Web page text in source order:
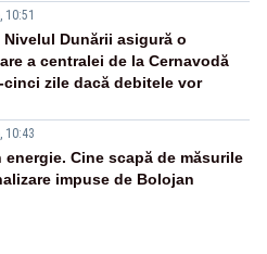
10:51
Dunării asigură o
a centralei de la Cernavodă
cinci zile dacă debitele vor
10:43
energie. Cine scapă de măsurile
impuse de Bolojan